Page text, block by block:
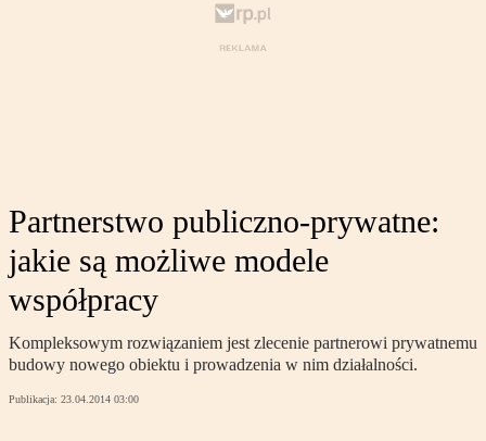
Partnerstwo publiczno-prywatne:
jakie są możliwe modele
współpracy
Kompleksowym rozwiązaniem jest zlecenie partnerowi prywatnemu
budowy nowego obiektu i prowadzenia w nim działalności.
Publikacja: 23.04.2014 03:00